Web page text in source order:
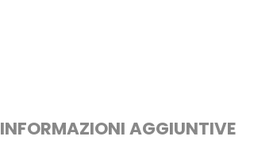
INFORMAZIONI AGGIUNTIVE